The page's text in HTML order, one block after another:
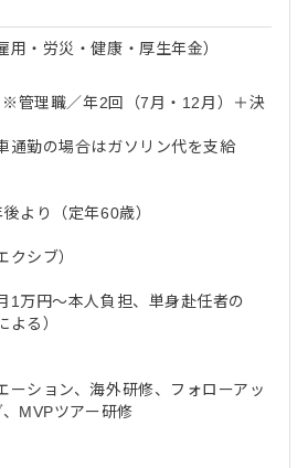
用・労災・健康・厚生年金）
管理職／年2回（7月・12月）＋決
勤の場合はガソリン代を支給
より（定年60歳）
クシブ）
1万円～本人負担、単身赴任者の
よる）
ーション、海外研修、フォローアッ
MVPツアー研修